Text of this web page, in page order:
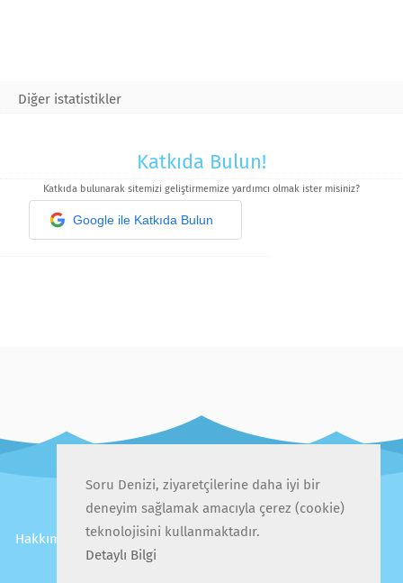
Diğer istatistikler
Katkıda Bulun!
Katkıda bulunarak sitemizi geliştirmemize yardımcı olmak ister misiniz?
Google ile Katkıda Bulun
Hakkımızda İletişim Gizlilik Politikası
Kullanıcı Sözleşmesi
Sıkça Sorulan Sorular
Soru Denizi, ziyaretçilerine daha iyi bir
deneyim sağlamak amacıyla çerez (cookie)
teknolojisini kullanmaktadır.
Detaylı Bilgi